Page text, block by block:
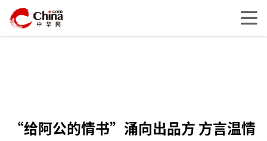
“给阿公的情书”涌向出品方 方言温情